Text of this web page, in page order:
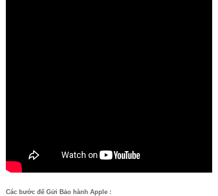
Các bước để Gửi Bảo hành Apple :